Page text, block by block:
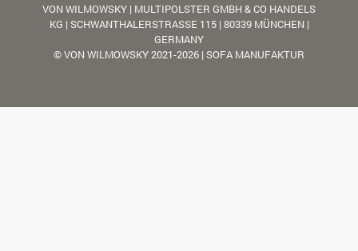
VON WILMOWSKY | MULTIPOLSTER GMBH & CO HANDELS
KG | SCHWANTHALERSTRASSE 115 | 80339 MÜNCHEN |
GERMANY
© VON WILMOWSKY 2021-2026 | SOFA MANUFAKTUR